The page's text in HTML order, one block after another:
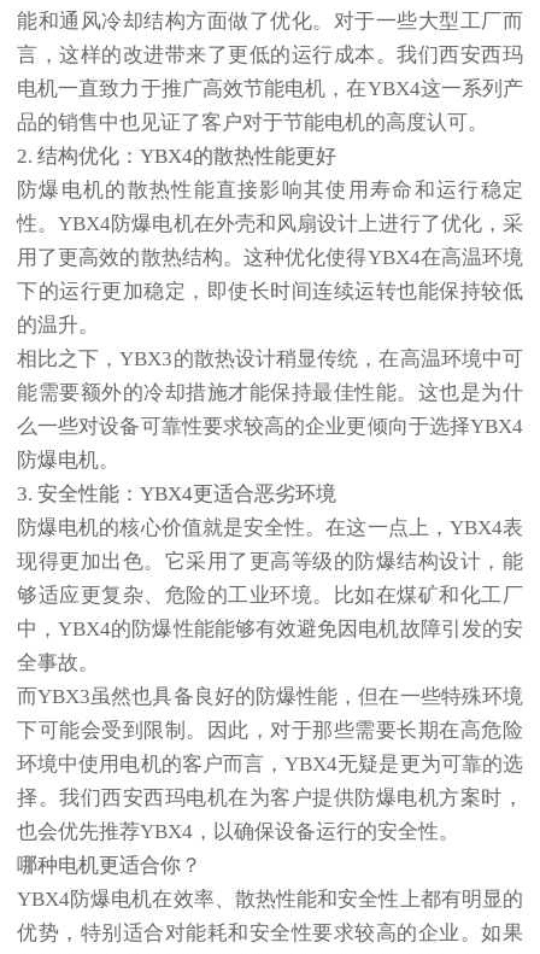
能和通风冷却结构方面做了优化。对于一些大型工厂而
言，这样的改进带来了更低的运行成本。我们西安西玛
电机一直致力于推广高效节能电机，在YBX4这一系列产
品的销售中也见证了客户对于节能电机的高度认可。
2. 结构优化：YBX4的散热性能更好
防爆电机的散热性能直接影响其使用寿命和运行稳定
性。YBX4防爆电机在外壳和风扇设计上进行了优化，采
用了更高效的散热结构。这种优化使得YBX4在高温环境
下的运行更加稳定，即使长时间连续运转也能保持较低
的温升。
相比之下，YBX3的散热设计稍显传统，在高温环境中可
能需要额外的冷却措施才能保持最佳性能。这也是为什
么一些对设备可靠性要求较高的企业更倾向于选择YBX4
防爆电机。
3. 安全性能：YBX4更适合恶劣环境
防爆电机的核心价值就是安全性。在这一点上，YBX4表
现得更加出色。它采用了更高等级的防爆结构设计，能
够适应更复杂、危险的工业环境。比如在煤矿和化工厂
中，YBX4的防爆性能能够有效避免因电机故障引发的安
全事故。
而YBX3虽然也具备良好的防爆性能，但在一些特殊环境
下可能会受到限制。因此，对于那些需要长期在高危险
环境中使用电机的客户而言，YBX4无疑是更为可靠的选
择。我们西安西玛电机在为客户提供防爆电机方案时，
也会优先推荐YBX4，以确保设备运行的安全性。
哪种电机更适合你？
YBX4防爆电机在效率、散热性能和安全性上都有明显的
优势，特别适合对能耗和安全性要求较高的企业。如果